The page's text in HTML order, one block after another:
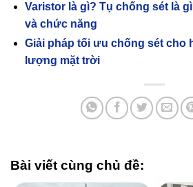
Varistor là gì? Tụ chống sét là
và chức năng
Giải pháp tối ưu chống sét cho
lượng mặt trời
Bài viết cùng chủ đề: